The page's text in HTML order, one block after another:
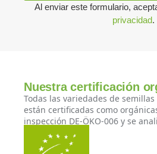
Al enviar este formulario,
privacidad.
Nuestra certificación
Todas las variedades de
están certificadas como
inspección DE-ÖKO-006 y se